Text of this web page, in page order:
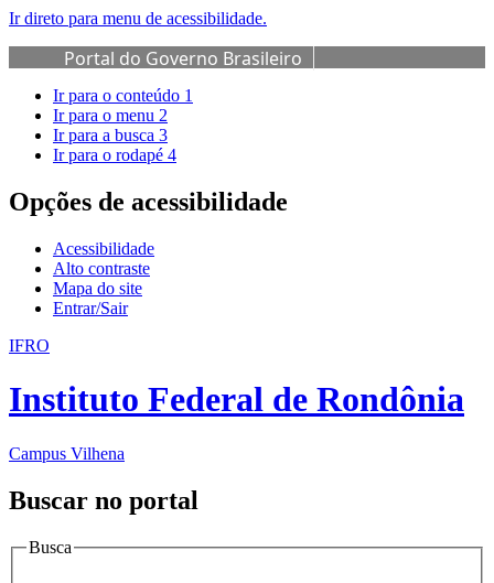
Ir direto para menu de acessibilidade.
Portal do Governo Brasileiro
Ir para o conteúdo 1
Ir para o menu 2
Ir para a busca 3
Ir para o rodapé 4
Opções de acessibilidade
Acessibilidade
Alto contraste
Mapa do site
Entrar/Sair
IFRO
Instituto Federal de Rondônia
Campus Vilhena
Buscar no portal
Busca